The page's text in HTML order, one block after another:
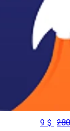
قیمت
$
9 قیمت